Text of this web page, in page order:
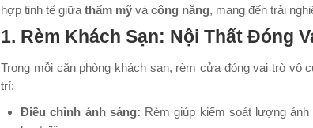
hợp tinh tế giữathẩm mỹ vàcông năng, mang đến trải
1. Rèm Khách Sạn: Nội Thất Đóng
Trong mỗi căn phòng khách sạn, rèm cửa đóng vai trò vô
trí:
Điều chỉnh ánh sáng: Rèm giúp kiểm soát lượng